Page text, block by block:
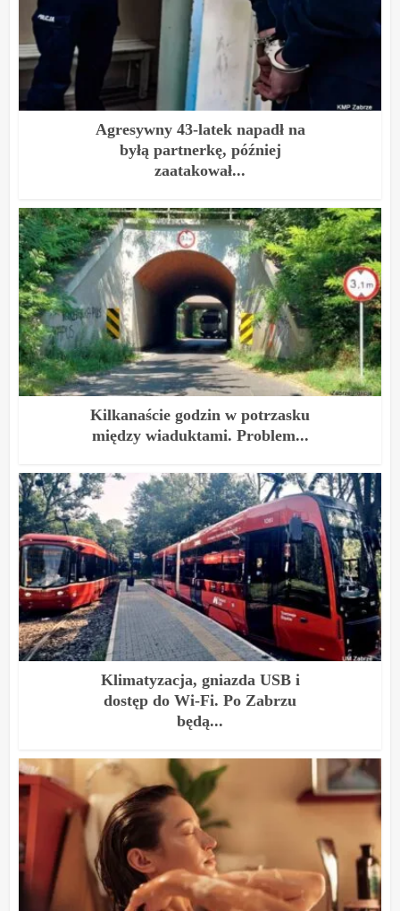
Agresywny 43-latek napadł na
byłą partnerkę, później
zaatakował...
Kilkanaście godzin w potrzasku
między wiaduktami. Problem...
Klimatyzacja, gniazda USB i
dostęp do Wi-Fi. Po Zabrzu
będą...